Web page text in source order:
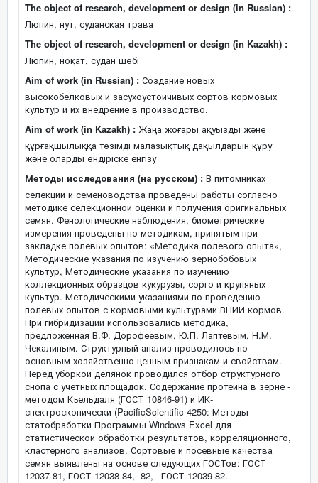
The object of research, development or design (in Russian) :
Люпин, нут, суданская трава
The object of research, development or design (in Kazakh) :
Люпин, ноқат, судан шөбі
Aim of work (in Russian) : Создание новых
высокобелковых и засухоустойчивых сортов кормовых
культур и их внедрение в производство.
Aim of work (in Kazakh) : Жаңа жоғары ақуызды және
құрғақшылыққа төзімді малазықтық дақылдарын құру
және оларды өндіріске енгізу
Методы исследования (на русском) : В питомниках
селекции и семеноводства проведены работы согласно
методике селекционной оценки и получения оригинальных
семян. Фенологические наблюдения, биометрические
измерения проведены по методикам, принятым при
закладке полевых опытов: «Методика полевого опыта»,
Методические указания по изучению зернобобовых
культур, Методические указания по изучению
коллекционных образцов кукурузы, сорго и крупяных
культур. Методическими указаниями по проведению
полевых опытов с кормовыми культурами ВНИИ кормов.
При гибридизации использовались методика,
предложенная В.Ф. Дорофеевым, Ю.П. Лаптевым, Н.М.
Чекалиным. Структурный анализ проводилось по
основным хозяйственно-ценным признакам и свойствам.
Перед уборкой делянок проводился отбор структурного
снопа с учетных площадок. Содержание протеина в зерне -
методом Къельдаля (ГОСТ 10846-91) и ИК-
спектроскопически (PacificScientific 4250: Методы
статобработки Программы Windows Excel для
статистической обработки результатов, корреляционного,
кластерного анализов. Сортовые и посевные качества
семян выявлены на основе следующих ГОСТов: ГОСТ
12037-81, ГОСТ 12038-84, -82,– ГОСТ 12039-82.